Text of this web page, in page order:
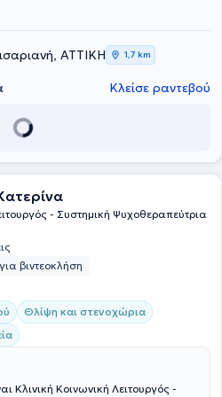
ΑΤΤΙΚΗ 1,7 km
Κλείσε ραντεβού
- Συστημική Ψυχοθεραπεύτρια
βιντεοκλήση
Θλίψη και στενοχώρια
Κλινική Κοινωνική Λειτουργός -